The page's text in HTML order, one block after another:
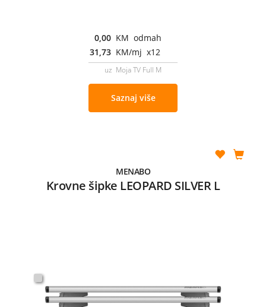
0,00 KM odmah
31,73 KM/mj x12
uz Moja TV Full M
Saznaj više
MENABO
Krovne šipke LEOPARD SILVER L